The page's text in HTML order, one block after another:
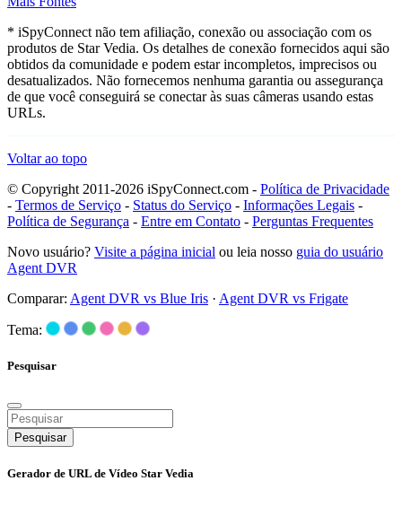
* iSpyConnect não tem afiliação, conexão ou associação com os
produtos de Star Vedia. Os detalhes de conexão fornecidos aqui são
obtidos da comunidade e podem estar incompletos, imprecisos ou
desatualizados. Não fornecemos nenhuma garantia ou assegurança
de que você conseguirá se conectar às suas câmeras usando estas
URLs.
Voltar ao topo
© Copyright 2011-2026 iSpyConnect.com - Política de Privacidade
- Termos de Serviço - Status do Serviço - Informações Legais -
Política de Segurança - Entre em Contato - Perguntas Frequentes
Novo usuário? Visite a página inicial ou leia nosso guia do usuário
Agent DVR
Comparar: Agent DVR vs Blue Iris · Agent DVR vs Frigate
Tema:
Pesquisar
Pesquisar
Gerador de URL de Vídeo Star Vedia